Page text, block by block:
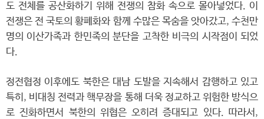
도 전체를 공산화하기 위해 전쟁의 참화 속으로 몰아넣었다. 이
전쟁은 전 국토의 황폐화와 함께 수많은 목숨을 앗아갔고, 수천만
명의 이산가족과 한민족의 분단을 고착한 비극의 시작점이 되었
다.
정전협정 이후에도 북한은 대남 도발을 지속해서 감행하고 있고
특히, 비대칭 전력과 핵무장을 통해 더욱 정교하고 위험한 방식으
로 진화하면서 북한의 위협은 오히려 증대되고 있다. 따라서,